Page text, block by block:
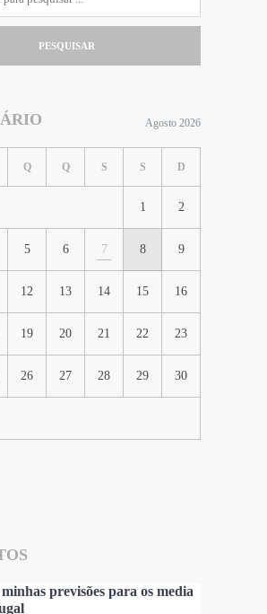
PESQUISAR
Agosto 2026
Q Q S S D
1 2
5 6 7 8 9
12 13 14 15 16
19 20 21 22 23
26 27 28 29 30
minhas previsões para os media